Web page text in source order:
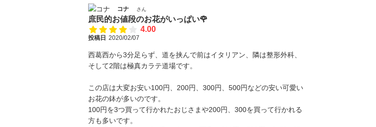
コナ さん
庶民的お値段のお花がいっぱい🌹
4.00
投稿日 2020/02/07
西葛西から3分足らず、道を挟んで前はイタリアン、隣は整形外科、
そして2階は極真カラテ道場です。
この店は大変お安い100円、200円、300円、500円などの安い可愛い
お花の鉢が多いのです。
100円を3つ買って行かれたおじさまや200円、300を買って行かれる
方も多いです。